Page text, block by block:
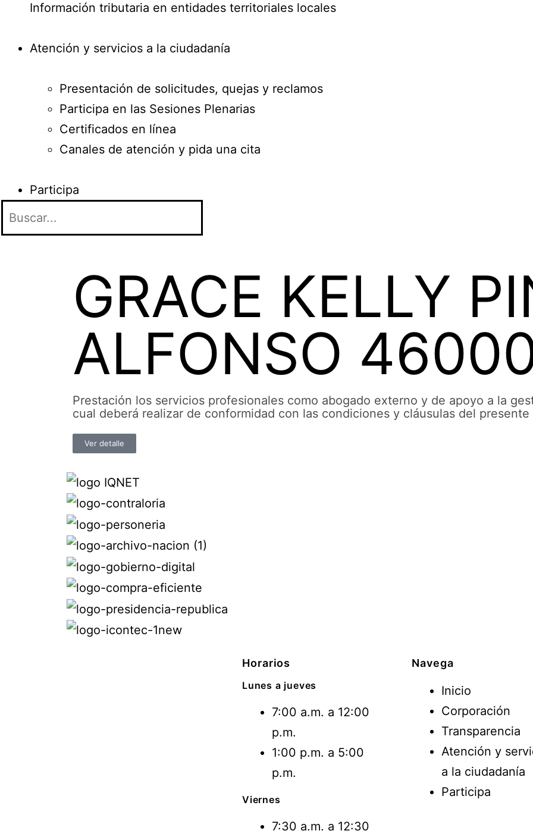
Información tributaria en entidades territoriales locales
Atención y servicios a la ciudadanía
Presentación de solicitudes, quejas y reclamos
Participa en las Sesiones Plenarias
Certificados en línea
Canales de atención y pida una cita
Participa
GRACE KELLY
ALFONSO
Prestación los servicios profesionales como abogado externo y de apoyo a la
cual deberá realizar de conformidad con las condiciones y cláusulas del
Ver detalle
Horarios
Lunes a jueves
7:00 a.m. a 12:00
p.m.
1:00 p.m. a 5:00
p.m.
Viernes
7:30 a.m. a 12:30
Navega
Inicio
Corporación
Transparencia
Atención y
a la ciudadanía
Participa